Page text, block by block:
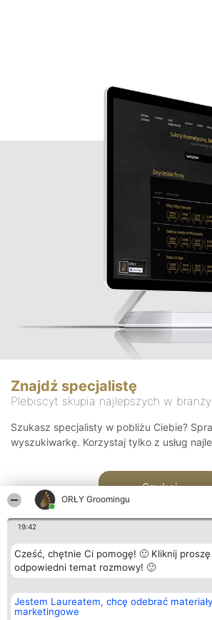
ORŁY Groomingu
19:42
Cześć, chętnie Ci pomogę! 🙂 Kliknij
odpowiedni temat rozmowy! 🙂
Jestem Laureatem, chcę odebrać materiały
marketingowe
Znajdź specjalistę
Plebiscyt skupia najlepszych w branży
Szukasz specjalisty w pobliżu Ciebie?
wyszukiwarkę. Korzystaj tylko z usług
Szukaj
Organizator plebiscytu
Bright Side Solutions sp. z o.
o. sp. k.
Plebiscyt
Laureaci